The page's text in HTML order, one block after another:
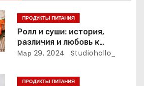
ПРОДУКТЫ ПИТАНИЯ
Ролл и суши: история,
различия и любовь к
японской кухне
Мар 29, 2024 Studiohallo_
ПРОДУКТЫ ПИТАНИЯ